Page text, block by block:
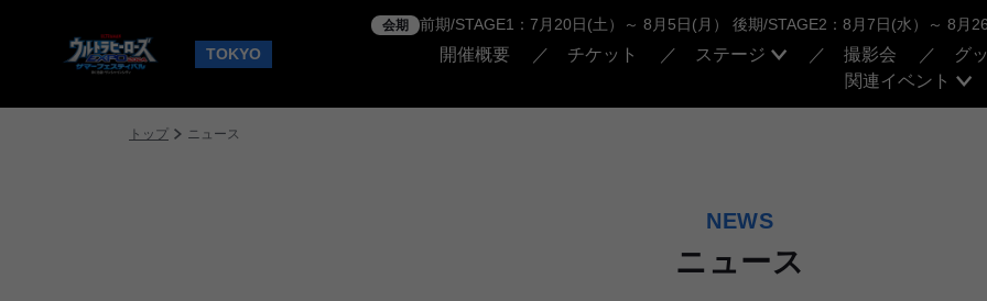
TOKYO
会期 前期/STAGE1：7月20日(土）～ 8月5日(月） 後期/STAGE2：8月7日(水）～ 8月
開催概要 チケット ステージ 撮影会
グ
関連イベント
トップ ニュース
NEWS
ニュース